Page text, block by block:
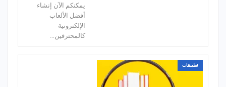
يمكنكم الآن إنشاء
أفضل الألعاب
الإلكترونية
كالمحترفين…
تطبيقات